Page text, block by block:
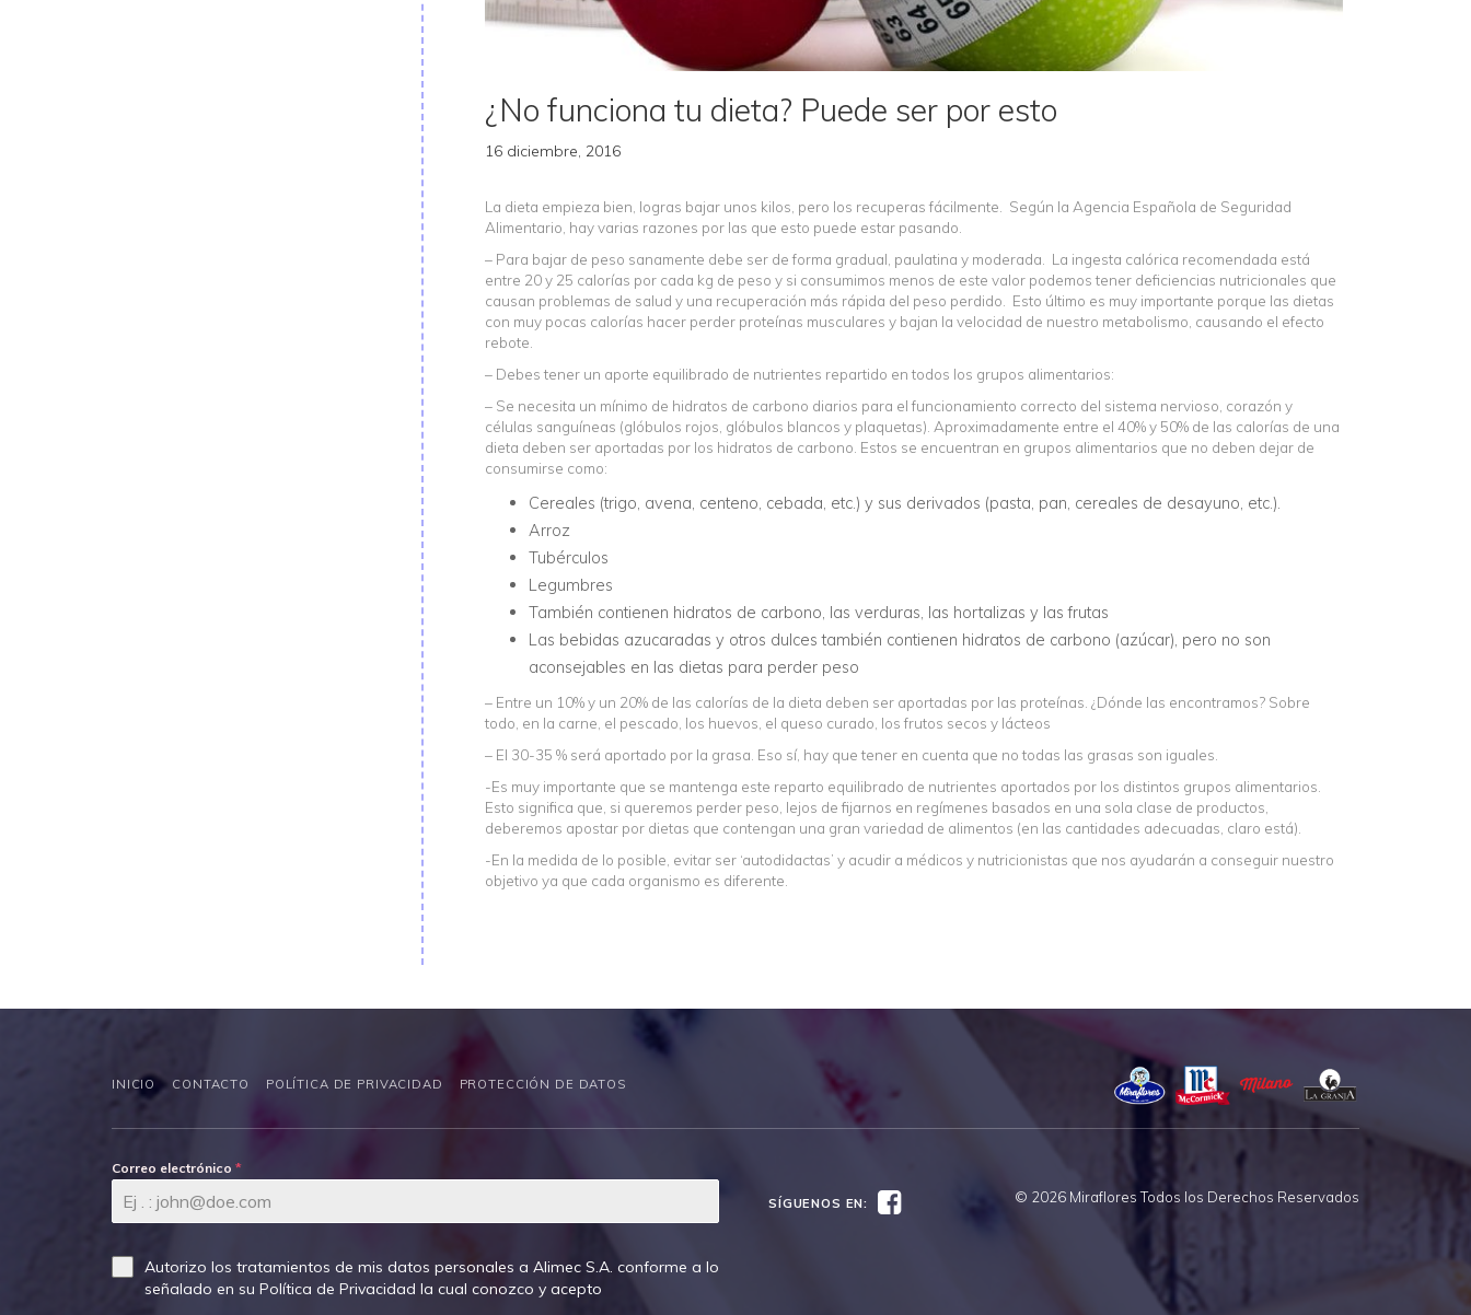
¿No funciona tu dieta? Puede ser por esto
16 diciembre, 2016
La dieta empieza bien, logras bajar unos kilos, pero los recuperas fácilmente. Según la Agencia Española de Seguridad
Alimentario, hay varias razones por las que esto puede estar pasando.
– Para bajar de peso sanamente debe ser de forma gradual, paulatina y moderada. La ingesta calórica recomendada está
entre 20 y 25 calorías por cada kg de peso y si consumimos menos de este valor podemos tener deficiencias nutricionales que
causan problemas de salud y una recuperación más rápida del peso perdido. Esto último es muy importante porque las dietas
con muy pocas calorías hacer perder proteínas musculares y bajan la velocidad de nuestro metabolismo, causando el efecto
rebote.
– Debes tener un aporte equilibrado de nutrientes repartido en todos los grupos alimentarios:
– Se necesita un mínimo de hidratos de carbono diarios para el funcionamiento correcto del sistema nervioso, corazón y
células sanguíneas (glóbulos rojos, glóbulos blancos y plaquetas). Aproximadamente entre el 40% y 50% de las calorías de una
dieta deben ser aportadas por los hidratos de carbono. Estos se encuentran en grupos alimentarios que no deben dejar de
consumirse como:
Cereales (trigo, avena, centeno, cebada, etc.) y sus derivados (pasta, pan, cereales de desayuno, etc.).
Arroz
Tubérculos
Legumbres
También contienen hidratos de carbono, las verduras, las hortalizas y las frutas
Las bebidas azucaradas y otros dulces también contienen hidratos de carbono (azúcar), pero no son
aconsejables en las dietas para perder peso
– Entre un 10% y un 20% de las calorías de la dieta deben ser aportadas por las proteínas. ¿Dónde las encontramos? Sobre
todo, en la carne, el pescado, los huevos, el queso curado, los frutos secos y lácteos
– El 30-35 % será aportado por la grasa. Eso sí, hay que tener en cuenta que no todas las grasas son iguales.
-Es muy importante que se mantenga este reparto equilibrado de nutrientes aportados por los distintos grupos alimentarios.
Esto significa que, si queremos perder peso, lejos de fijarnos en regímenes basados en una sola clase de productos,
deberemos apostar por dietas que contengan una gran variedad de alimentos (en las cantidades adecuadas, claro está).
-En la medida de lo posible, evitar ser ‘autodidactas’ y acudir a médicos y nutricionistas que nos ayudarán a conseguir nuestro
objetivo ya que cada organismo es diferente.
INICIO CONTACTO POLÍTICA DE PRIVACIDAD PROTECCIÓN DE DATOS
Correo electrónico *
Autorizo los tratamientos de mis datos personales a Alimec S.A. conforme a lo
señalado en su Política de Privacidad la cual conozco y acepto
SÍGUENOS EN: Facebook © 2026 Miraflores Todos los Derechos Reservados